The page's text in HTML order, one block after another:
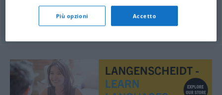
Entzug,Entziehung ,Extrakt
Più opzioni Accetto